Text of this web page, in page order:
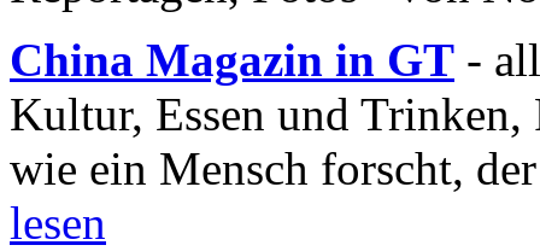
China Magazin in GT -
Kultur, Essen und
wie ein Mensch forscht,
lesen